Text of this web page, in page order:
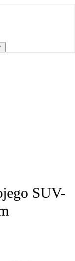
SUV-